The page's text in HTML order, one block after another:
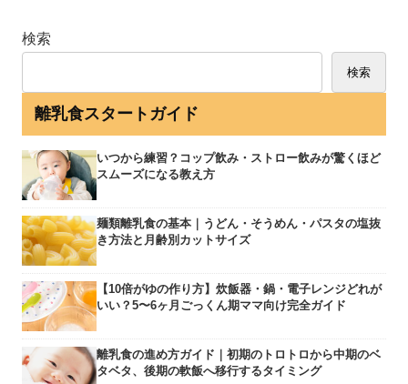
検索
検索
離乳食スタートガイド
いつから練習？コップ飲み・ストロー飲みが驚くほど
スムーズになる教え方
麺類離乳食の基本｜うどん・そうめん・パスタの塩抜
き方法と月齢別カットサイズ
【10倍がゆの作り方】炊飯器・鍋・電子レンジどれが
いい？5〜6ヶ月ごっくん期ママ向け完全ガイド
離乳食の進め方ガイド｜初期のトロトロから中期のベ
タベタ、後期の軟飯へ移行するタイミング